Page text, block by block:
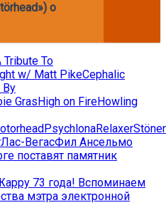
о
Tribute To
w/ Matt PikeCephalic
By
GrasHigh on FireHowling
PsychlonaRelaxerStöner
Лас-ВегасФил Ансельмо
поставят памятник
73 года! Вспоминаем
мэтра электронной